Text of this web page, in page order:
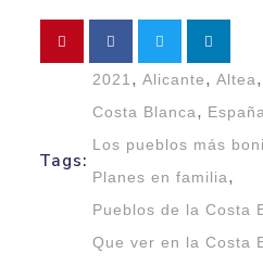
Tags:
2021 , Alicante, Altea,
Costa Blanca, España
Los pueblos más
Planes en familia,
Pueblos de la Costa
Que ver en la Costa